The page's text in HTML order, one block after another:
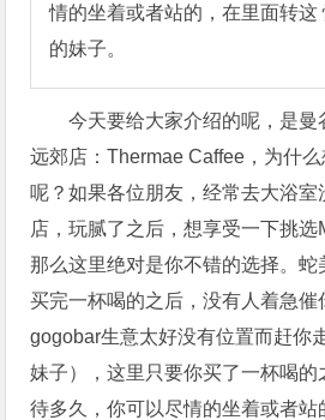
情的坐着或者站的，在里面转这
的妹子。
今天要给大家介绍的呢，是曼
远郊店：Thermae Caffee，为什
呢？如果各位朋友，经常去大浴室
店，玩腻了之后，想享受一下挑选
那么这里绝对是你不错的选择。蛇
买完一杯喝的之后，没有人着急催
gogobar生意太好没有位置而赶你
妹子），这里只要你买了一杯喝
待多久，你可以尽情的坐着或者站